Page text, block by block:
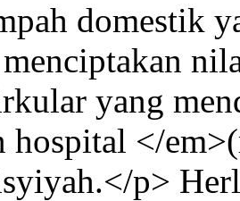
domestik
yang
hospital </
p>